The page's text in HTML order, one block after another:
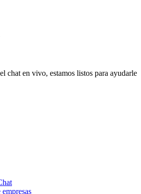
chat en vivo, estamos listos para ayudarle